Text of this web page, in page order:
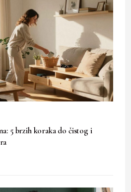
5 brzih koraka do čistog i